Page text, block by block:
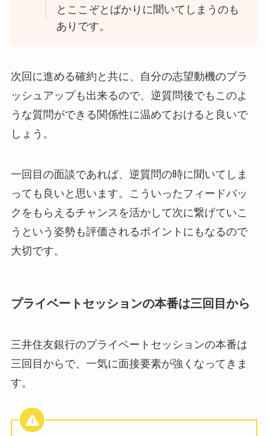
とここぞとばかりに聞いてしまうのも
ありです。
次回に進める確約と共に、自分の志望動機のブラ
ッシュアップも出来るので、逆質問後でもこのよ
うな質問ができる関係性に温めておけると良いで
しょう。
一回目の面談であれば、逆質問の時に聞いてしま
っても良いと思います。こういったフィードバッ
クをもらえるチャンスを活かして次に繋げていこ
うという姿勢も評価されるポイントにもなるので
大切です。
プライベートセッションの本番は三回目から
三井住友銀行のプライベートセッションの本番は
三回目からで、一気に面接要素が強くなってきま
す。